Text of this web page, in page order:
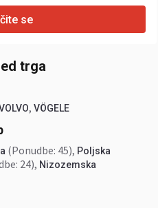
se
trga
, VÖGELE
(Ponudbe: 45), Poljska
24), Nizozemska